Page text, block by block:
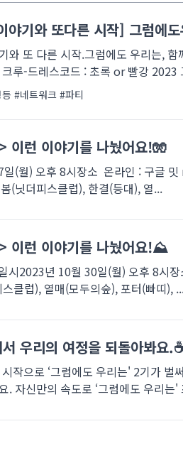
야기와 또다른 시작] 그럼에
와 또 다른 시작.그럼에도 우리는,
루-드레스코드 : 초록 or 빨강 2023
#네트워크 #파티
이런 이야기를 나눴어요!🧤
(월) 오후 8시장소 온라인 : 구글
(닛더피스클럽), 한결(등대), 열...
이런 이야기를 나눴어요!⛰️
시2023년 10월 30일(월) 오후 8시
클럽), 열매(모두의숲), 포터(빠띠),
우리의 여정을 되돌아봐요
작으로 ‘그럼에도 우리는' 2기가
. 자신만의 속도로 ‘그럼에도 우리